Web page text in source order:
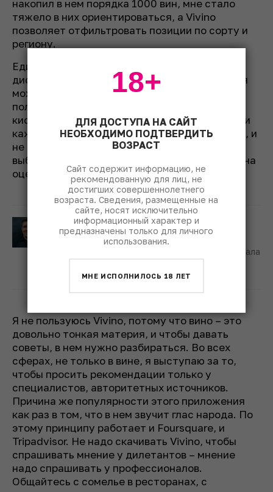
накопил в нем порядка 1000 вин, мне стало
тяжело в них ориентироваться, а Vivino
позволяет отфильтровать позиции по сорту и
региону.
Единственное, чего не хватает в Vivino, – это
дисклеймера о том, что мнение пользователя
может не совпадать с мнением других
пользователей, а параметры цены или
кислотности не являются аксиомой. Все-таки
каждый из нас воспринимает вино по-своему, и
не должно быть таких ситуаций, что человек
выбирал вино, ориентируясь исключительно на
оценку 4,2.
Иван Глушков
создатель гастрономического telegram-канала
«Соль», @glushkovglushkov
Я не пользуюсь Vivino, потому что вино – это
довольно тонкая материя, и чтобы давать
советы, в нем нужно разбираться. Во всех
сферах, не только в вине, я выступаю за то,
чтобы просить рекомендации только у
специалистов, авторитетных источников.
Причина же популярности этого приложения
как раз в том, что в нем звучит глас народа. По
этому принципу работает и Foursquare, и
Tripadvisor. Не надо скачивать Vivino, чтобы
спрашивать мнение у дилетантов – мнение
надо спрашивать у профессионалов.
Общайтесь с сомелье в ресторанах, с
ДЛЯ ДОСТУПА НА САЙТ
НЕОБХОДИМО ПОДТВЕРДИТЬ
ВОЗРАСТ
Сайт содержит информацию, не
рекомендованную для лиц, не
достигших совершеннолетнего
возраста. Сведения, размещенные на
сайте, носят исключительно
информационный характер и
предназначены только для личного
использования.
МНЕ ИСПОЛНИЛОСЬ 18 ЛЕТ
18+